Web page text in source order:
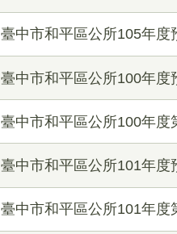
臺中市和平區公所105年度
臺中市和平區公所100年度
臺中市和平區公所100年度
臺中市和平區公所101年度
臺中市和平區公所101年度